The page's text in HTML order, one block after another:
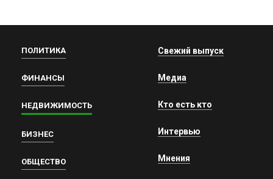
ПОЛИТИКА
ФИНАНСЫ
НЕДВИЖИМОСТЬ
БИЗНЕС
ОБЩЕСТВО
Свежий выпуск
Медиа
Кто есть кто
Интервью
Мнения